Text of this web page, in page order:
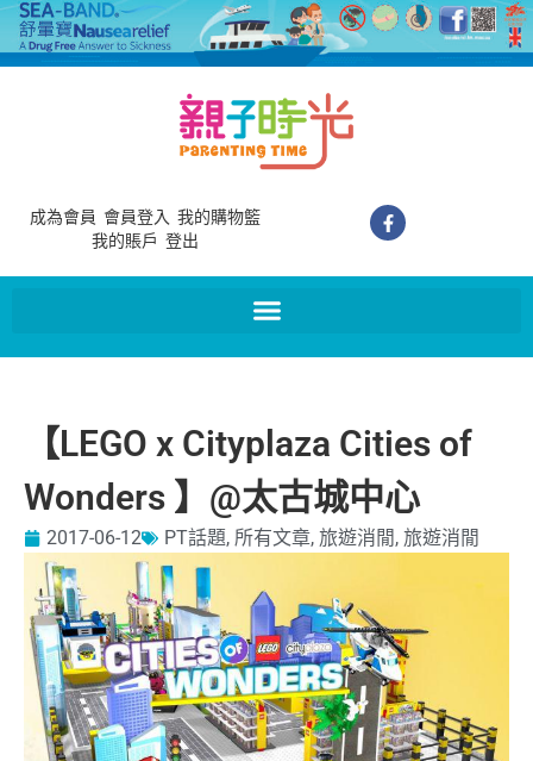
成為會員 會員登入 我的購物籃
我的賬戶 登出
【LEGO x Cityplaza Cities of
Wonders 】@太古城中心
2017-06-12 PT話題, 所有文章, 旅遊消閒, 旅遊消閒